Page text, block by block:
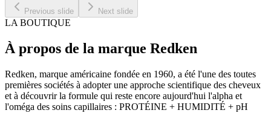
Previous slide Next slide
LA BOUTIQUE
À propos de la marque Redken
Redken, marque américaine fondée en 1960, a été l'une des toutes
premières sociétés à adopter une approche scientifique des cheveux
et à découvrir la formule qui reste encore aujourd'hui l'alpha et
l'oméga des soins capillaires : PROTÉINE + HUMIDITÉ + pH